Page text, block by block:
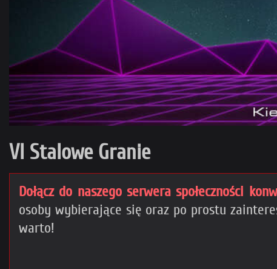
VI Stalowe Granie
Dołącz do naszego serwera społeczności
osoby wybierające się oraz po prostu
warto!